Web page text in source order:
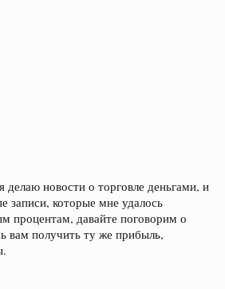
делаю новости о торговле деньгами, и
записи, которые мне удалось
процентам, давайте поговорим о
вам получить ту же прибыль,